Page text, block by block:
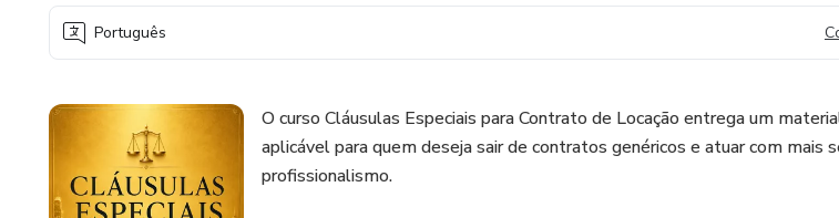
Português
O curso Cláusulas Especiais para Contrato de Locação entrega um
aplicável para quem deseja sair de contratos genéricos e atuar com mais
profissionalismo.